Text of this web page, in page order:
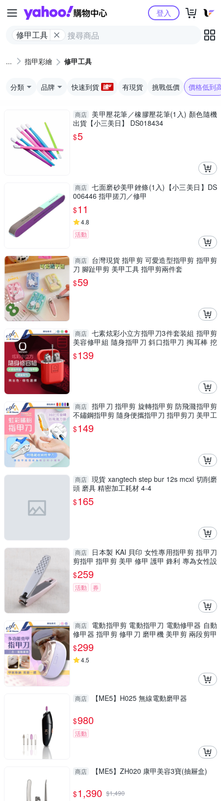
Yahoo購物中心
修甲工具
登入
指甲彩繪 修甲工具
分類 品牌 快速到貨 有現貨 挑戰低價 價格低到
商店
美甲壓花筆／橡膠壓花筆(1入) 顏色隨機
出貨【小三美日】 DS018434
$5
商店 七面磨砂美甲銼條(1入)【小三美日】DS
006446 指甲搓刀／修甲
$11
4.8
活動
商店
台灣現貨 指甲剪 可愛造型指甲剪 指甲剪
刀 腳趾甲剪 美甲工具 指甲剪兩件套
$59
商店 七素炫彩小立方指甲刀3件套装組 指甲剪
美容修甲組 隨身指甲刀 斜口指甲刀 掏耳棒 挖
耳棒
$139
商店 指甲刀 指甲剪 旋轉指甲剪 防飛濺指甲剪
不鏽鋼指甲剪 隨身便攜指甲刀 指甲剪刀 美甲工
具
$149
商店 現貨 xangtech step bur 12s mcxl 切削磨
頭 磨具 精密加工耗材 4-4
$165
商店
日本製 KAI 貝印 女性專用指甲剪 指甲刀
剪指甲 指甲剪 美甲 修甲 護甲 鋒利 專為女性設
計 指甲剪
$259
活動 券
商店
電動指甲剪 電動指甲刀 電動修甲器 自動
修甲器 指甲剪 修甲刀 磨甲機 美甲剪 兩段剪甲
模式
$299
4.5
商店 【ME5】H025 無線電動磨甲器
$980
活動
商店 【ME5】ZH020 康甲美容3寶(抽屜盒)
$1,390 $1,490